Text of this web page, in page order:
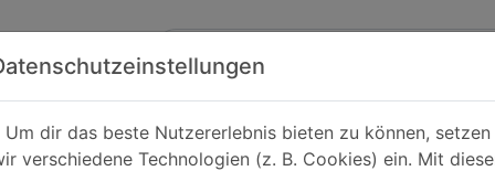
Um dir das beste Nutzererlebnis bieten zu können, setzen
verschiedene Technologien (z. B. Cookies) ein. Mit